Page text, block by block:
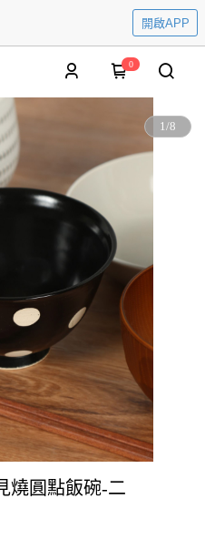
開啟APP
0
1/8
燒圓點飯碗-二